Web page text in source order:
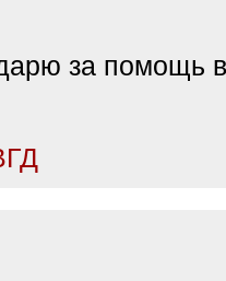
за помощь